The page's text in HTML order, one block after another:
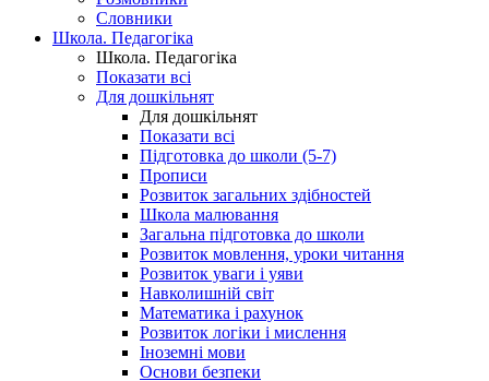
Словники
Школа. Педагогіка
Школа. Педагогіка
Показати всі
Для дошкільнят
Для дошкільнят
Показати всі
Підготовка до школи (5-7)
Прописи
Розвиток загальних здібностей
Школа малювання
Загальна підготовка до школи
Розвиток мовлення, уроки читання
Розвиток уваги і уяви
Навколишній світ
Математика і рахунок
Розвиток логіки і мислення
Іноземні мови
Основи безпеки